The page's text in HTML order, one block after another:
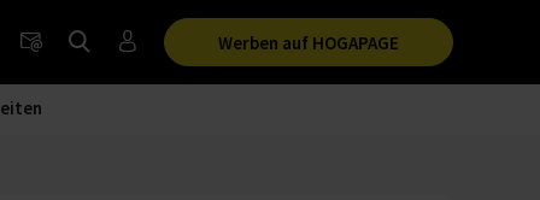
Werben auf HOGAPAGE